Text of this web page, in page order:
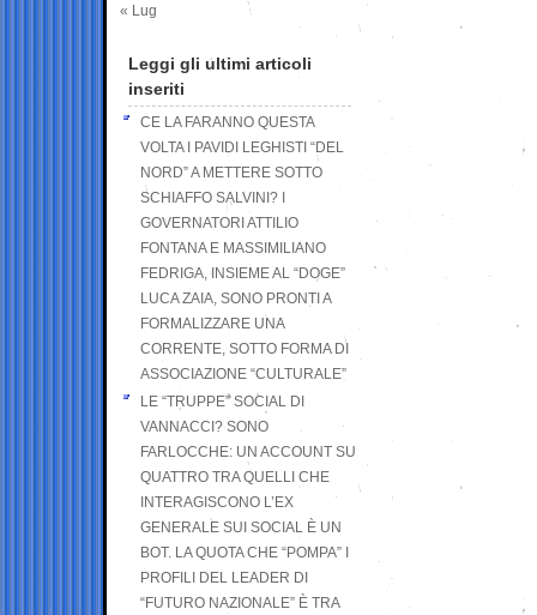
« Lug
Leggi gli ultimi articoli
inseriti
CE LA FARANNO QUESTA
VOLTA I PAVIDI LEGHISTI “DEL
NORD” A METTERE SOTTO
SCHIAFFO SALVINI? I
GOVERNATORI ATTILIO
FONTANA E MASSIMILIANO
FEDRIGA, INSIEME AL “DOGE”
LUCA ZAIA, SONO PRONTI A
FORMALIZZARE UNA
CORRENTE, SOTTO FORMA DI
ASSOCIAZIONE “CULTURALE”
LE “TRUPPE” SOCIAL DI
VANNACCI? SONO
FARLOCCHE: UN ACCOUNT SU
QUATTRO TRA QUELLI CHE
INTERAGISCONO L’EX
GENERALE SUI SOCIAL È UN
BOT. LA QUOTA CHE “POMPA” I
PROFILI DEL LEADER DI
“FUTURO NAZIONALE” È TRA